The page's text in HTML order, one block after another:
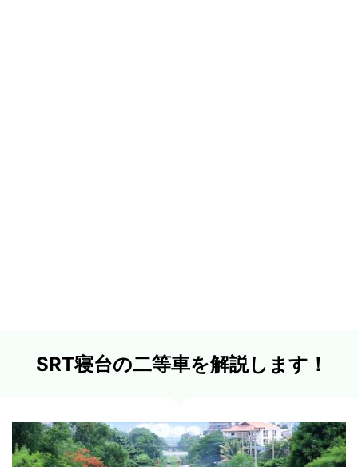
SRT寝台の二等車を解説します！